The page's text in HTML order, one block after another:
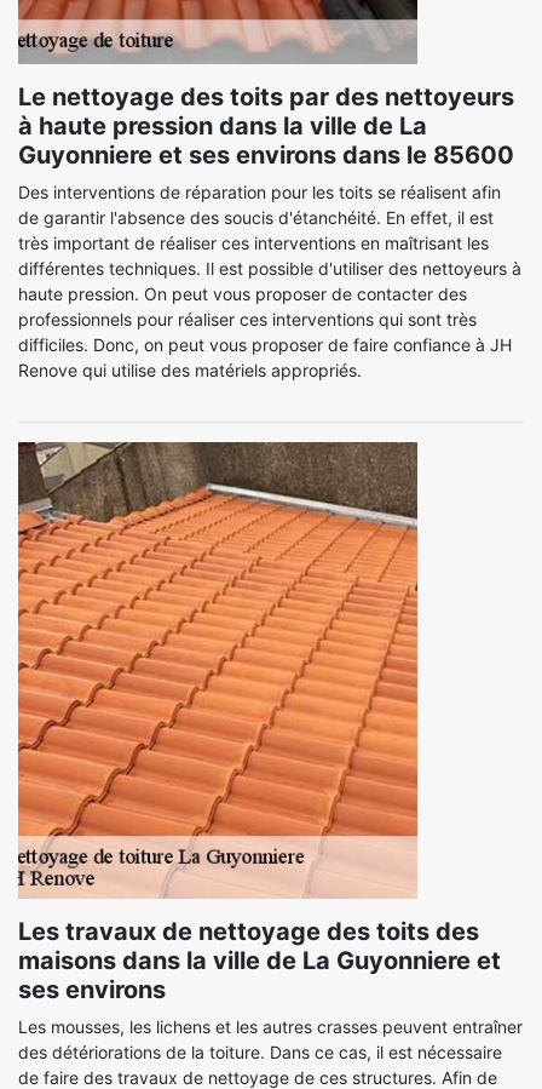
Le nettoyage des toits par des nettoyeurs
à haute pression dans la ville de La
Guyonniere et ses environs dans le 85600
Des interventions de réparation pour les toits se réalisent afin
de garantir l'absence des soucis d'étanchéité. En effet, il est
très important de réaliser ces interventions en maîtrisant les
différentes techniques. Il est possible d'utiliser des nettoyeurs à
haute pression. On peut vous proposer de contacter des
professionnels pour réaliser ces interventions qui sont très
difficiles. Donc, on peut vous proposer de faire confiance à JH
Renove qui utilise des matériels appropriés.
Les travaux de nettoyage des toits des
maisons dans la ville de La Guyonniere et
ses environs
Les mousses, les lichens et les autres crasses peuvent entraîner
des détériorations de la toiture. Dans ce cas, il est nécessaire
de faire des travaux de nettoyage de ces structures. Afin de